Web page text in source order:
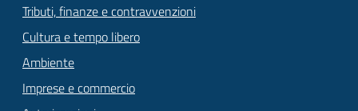
Tributi, finanze e contravvenzioni
Cultura e tempo libero
Ambiente
Imprese e commercio